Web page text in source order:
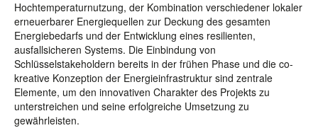
Hochtemperaturnutzung, der Kombination verschiedener lokaler
erneuerbarer Energiequellen zur Deckung des gesamten
Energiebedarfs und der Entwicklung eines resilienten,
ausfallsicheren Systems. Die Einbindung von
Schlüsselstakeholdern bereits in der frühen Phase und die co-
kreative Konzeption der Energieinfrastruktur sind zentrale
Elemente, um den innovativen Charakter des Projekts zu
unterstreichen und seine erfolgreiche Umsetzung zu
gewährleisten.